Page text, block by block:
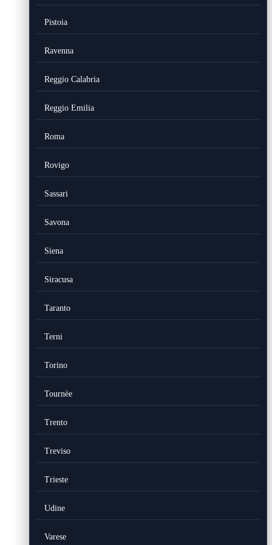
Pistoia
Ravenna
Reggio Calabria
Reggio Emilia
Roma
Rovigo
Sassari
Savona
Siena
Siracusa
Taranto
Terni
Torino
Tournèe
Trento
Treviso
Trieste
Udine
Varese